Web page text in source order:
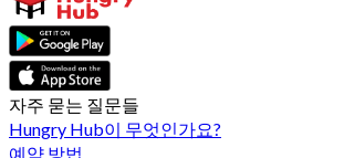
자주 묻는 질문들
Hungry Hub이 무엇인가요?
예약 방법